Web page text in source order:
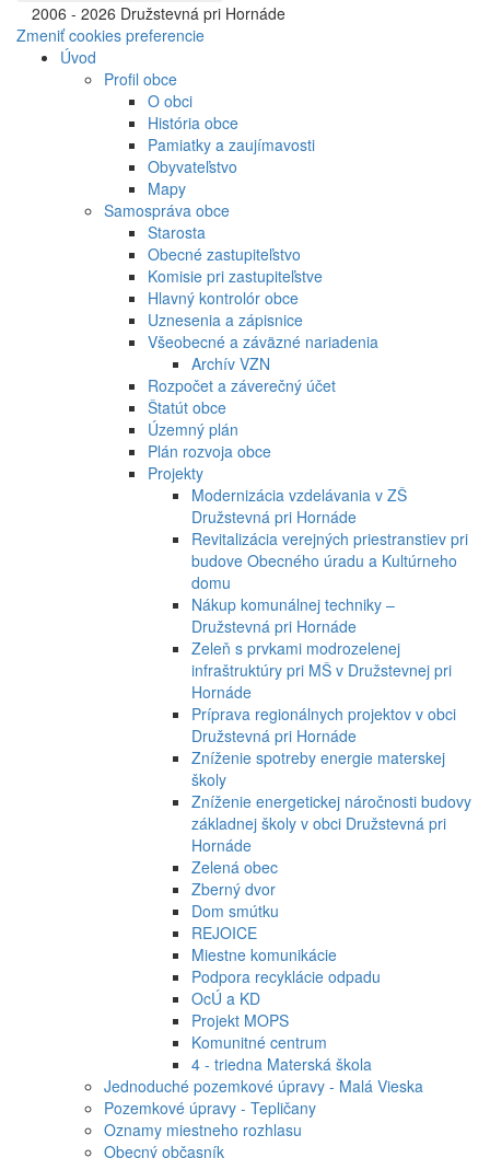
2006 - 2026 Družstevná pri Hornáde
Zmeniť cookies preferencie
Úvod
Profil obce
O obci
História obce
Pamiatky a zaujímavosti
Obyvateľstvo
Mapy
Samospráva obce
Starosta
Obecné zastupiteľstvo
Komisie pri zastupiteľstve
Hlavný kontrolór obce
Uznesenia a zápisnice
Všeobecné a záväzné nariadenia
Archív VZN
Rozpočet a záverečný účet
Štatút obce
Územný plán
Plán rozvoja obce
Projekty
Modernizácia vzdelávania v ZŠ
Družstevná pri Hornáde
Revitalizácia verejných priestranstiev pri
budove Obecného úradu a Kultúrneho
domu
Nákup komunálnej techniky –
Družstevná pri Hornáde
Zeleň s prvkami modrozelenej
infraštruktúry pri MŠ v Družstevnej pri
Hornáde
Príprava regionálnych projektov v obci
Družstevná pri Hornáde
Zníženie spotreby energie materskej
školy
Zníženie energetickej náročnosti budovy
základnej školy v obci Družstevná pri
Hornáde
Zelená obec
Zberný dvor
Dom smútku
REJOICE
Miestne komunikácie
Podpora recyklácie odpadu
OcÚ a KD
Projekt MOPS
Komunitné centrum
4 - triedna Materská škola
Jednoduché pozemkové úpravy - Malá Vieska
Pozemkové úpravy - Tepličany
Oznamy miestneho rozhlasu
Obecný občasník